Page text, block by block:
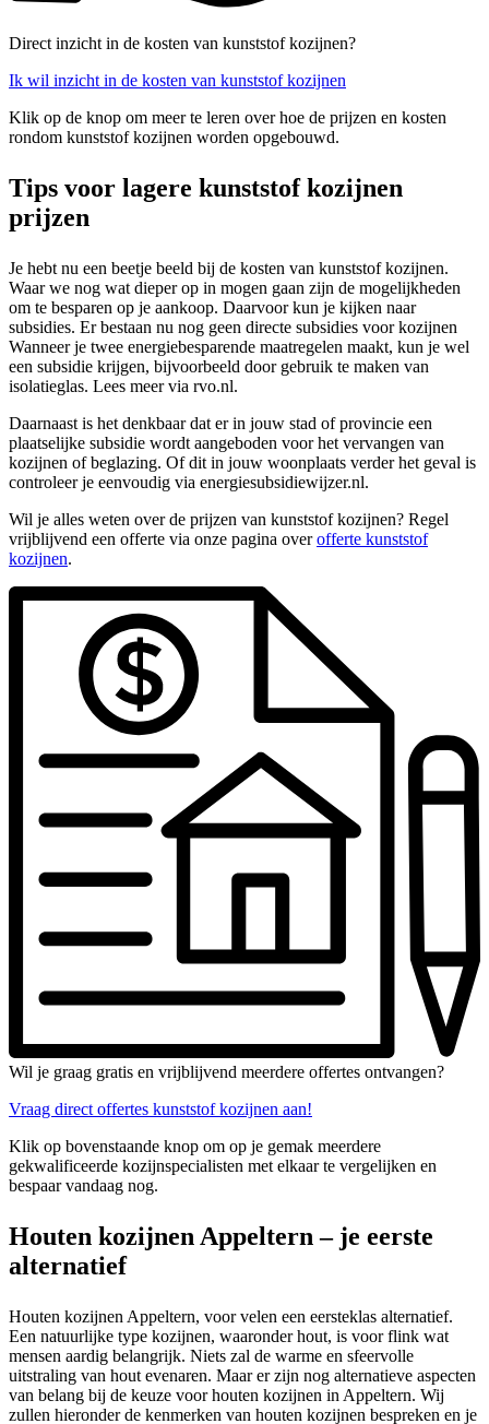
Direct inzicht in de kosten van kunststof kozijnen?
Ik wil inzicht in de kosten van kunststof kozijnen
Klik op de knop om meer te leren over hoe de prijzen en kosten
rondom kunststof kozijnen worden opgebouwd.
Tips voor lagere kunststof kozijnen
prijzen
Je hebt nu een beetje beeld bij de kosten van kunststof kozijnen.
Waar we nog wat dieper op in mogen gaan zijn de mogelijkheden
om te besparen op je aankoop. Daarvoor kun je kijken naar
subsidies. Er bestaan nu nog geen directe subsidies voor kozijnen
Wanneer je twee energiebesparende maatregelen maakt, kun je wel
een subsidie krijgen, bijvoorbeeld door gebruik te maken van
isolatieglas. Lees meer via rvo.nl.
Daarnaast is het denkbaar dat er in jouw stad of provincie een
plaatselijke subsidie wordt aangeboden voor het vervangen van
kozijnen of beglazing. Of dit in jouw woonplaats verder het geval is
controleer je eenvoudig via energiesubsidiewijzer.nl.
Wil je alles weten over de prijzen van kunststof kozijnen? Regel
vrijblijvend een offerte via onze pagina overofferte kunststof
kozijnen.
Wil je graag gratis en vrijblijvend meerdere offertes ontvangen?
Vraag direct offertes kunststof kozijnen aan!
Klik op bovenstaande knop om op je gemak meerdere
gekwalificeerde kozijnspecialisten met elkaar te vergelijken en
bespaar vandaag nog.
Houten kozijnen Appeltern – je eerste
alternatief
Houten kozijnen Appeltern, voor velen een eersteklas alternatief.
Een natuurlijke type kozijnen, waaronder hout, is voor flink wat
mensen aardig belangrijk. Niets zal de warme en sfeervolle
uitstraling van hout evenaren. Maar er zijn nog alternatieve aspecten
van belang bij de keuze voor houten kozijnen in Appeltern. Wij
zullen hieronder de kenmerken van houten kozijnen bespreken en je